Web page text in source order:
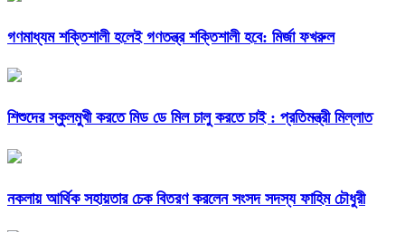
গণমাধ্যম শক্তিশালী হলেই গণতন্ত্র শক্তিশালী হবে: মির্জা ফখরুল
শিশুদের স্কুলমুখী করতে মিড ডে মিল চালু করতে চাই : প্রতিমন্ত্রী মিল্লাত
নকলায় আর্থিক সহায়তার চেক বিতরণ করলেন সংসদ সদস্য ফাহিম চৌধুরী